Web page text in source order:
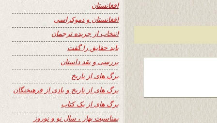
افغانستان
افغانستان و دموکراسی
انتخاب از جریده ترجمان
باید حقایق را گفت
بررسی و نقد داستان
برگ های از تاریخ
برگ های از تاریخ و یادی از فرهیختگان
برگ های از یک کتاب
بمناسبت بهار ، سال نو و نوروز